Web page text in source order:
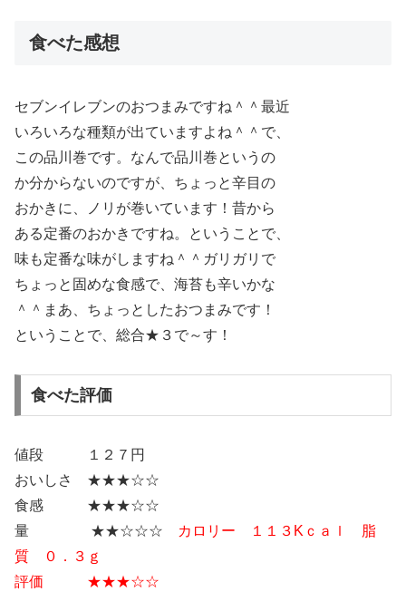
食べた感想
セブンイレブンのおつまみですね＾＾最近
いろいろな種類が出ていますよね＾＾で、
この品川巻です。なんで品川巻というの
か分からないのですが、ちょっと辛目の
おかきに、ノリが巻いています！昔から
ある定番のおかきですね。ということで、
味も定番な味がしますね＾＾ガリガリで
ちょっと固めな食感で、海苔も辛いかな
＾＾まあ、ちょっとしたおつまみです！
ということで、総合★３で～す！
食べた評価
値段 １２７円
おいしさ ★★★☆☆
食感 ★★★☆☆
量 ★★☆☆☆
カロリー １１３Kｃａｌ 脂
質 ０．３ｇ
評価 ★★★☆☆